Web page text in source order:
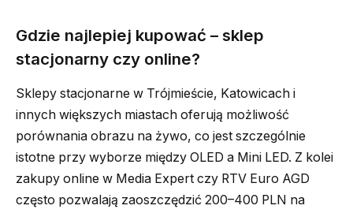
Gdzie najlepiej kupować – sklep
stacjonarny czy online?
Sklepy stacjonarne w Trójmieście, Katowicach i
innych większych miastach oferują możliwość
porównania obrazu na żywo, co jest szczególnie
istotne przy wyborze między OLED a Mini LED. Z kolei
zakupy online w Media Expert czy RTV Euro AGD
często pozwalają zaoszczędzić 200–400 PLN na